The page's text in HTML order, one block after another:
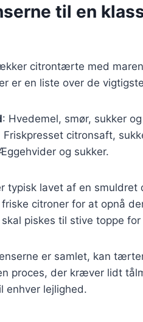
til en
citrontærte med
er en liste over de
: Hvedemel, smør, sukker
Friskpresset citronsaft,
og sukker.
typisk lavet af en
citroner for at opnå
piskes til stive toppe
er samlet, kan
proces, der kræver lidt
enhver lejlighed.